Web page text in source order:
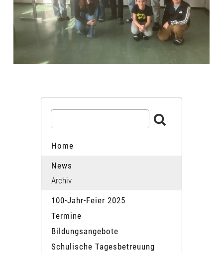
Home
News
Archiv
100-Jahr-Feier 2025
Termine
Bildungsangebote
Schulische Tagesbetreuung